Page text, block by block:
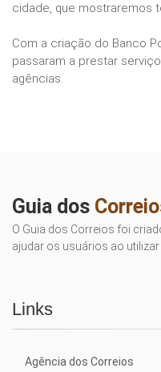
cidade, que mostraremos
Com a criação do Banco
passaram a prestar
agências.
Guia dos
O Guia dos Correios foi
ajudar os usuários ao
Links
Agência dos Correios